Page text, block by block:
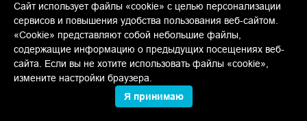
Вес:1.071 кг
490.80 руб.
шт
−
Сайт использует файлы «cookie» с целью персонализации
сервисов и повышения удобства пользования веб-сайтом.
«Cookie» представляют собой небольшие файлы,
содержащие информацию о предыдущих посещениях веб-
сайта. Если вы не хотите использовать файлы «cookie»,
измените настройки браузера.
Я принимаю